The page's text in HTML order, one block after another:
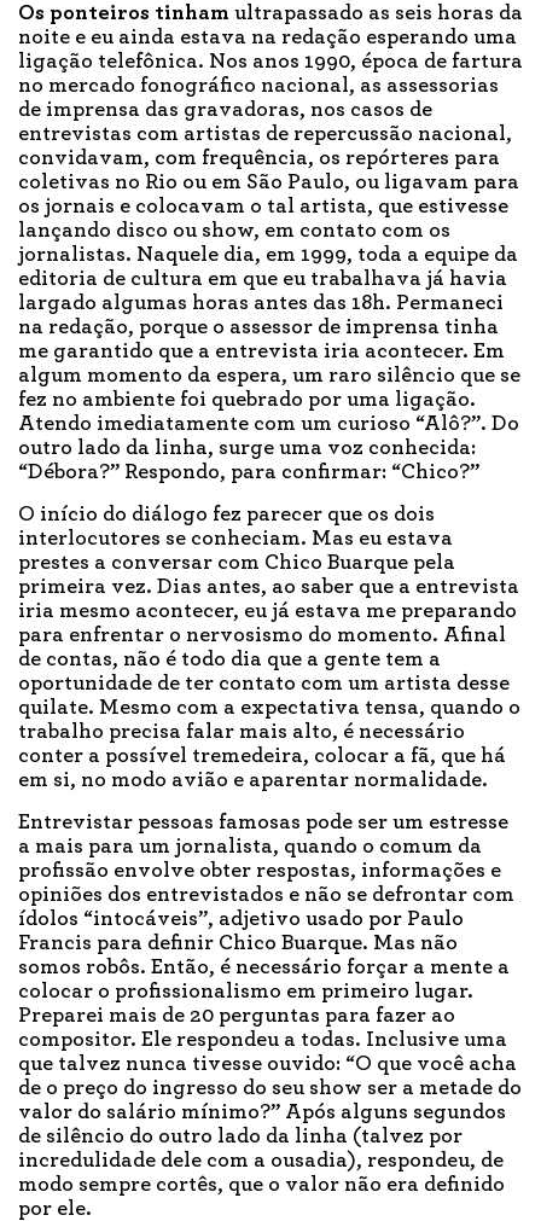
Os ponteiros tinham ultrapassado as seis horas da
noite e eu ainda estava na redação esperando uma
ligação telefônica. Nos anos 1990, época de fartura
no mercado fonográfico nacional, as assessorias
de imprensa das gravadoras, nos casos de
entrevistas com artistas de repercussão nacional,
convidavam, com frequência, os repórteres para
coletivas no Rio ou em São Paulo, ou ligavam para
os jornais e colocavam o tal artista, que estivesse
lançando disco ou show, em contato com os
jornalistas. Naquele dia, em 1999, toda a equipe da
editoria de cultura em que eu trabalhava já havia
largado algumas horas antes das 18h. Permaneci
na redação, porque o assessor de imprensa tinha
me garantido que a entrevista iria acontecer. Em
algum momento da espera, um raro silêncio que se
fez no ambiente foi quebrado por uma ligação.
Atendo imediatamente com um curioso “Alô?”. Do
outro lado da linha, surge uma voz conhecida:
“Débora?” Respondo, para confirmar: “Chico?”
O início do diálogo fez parecer que os dois
interlocutores se conheciam. Mas eu estava
prestes a conversar com Chico Buarque pela
primeira vez. Dias antes, ao saber que a entrevista
iria mesmo acontecer, eu já estava me preparando
para enfrentar o nervosismo do momento. Afinal
de contas, não é todo dia que a gente tem a
oportunidade de ter contato com um artista desse
quilate. Mesmo com a expectativa tensa, quando o
trabalho precisa falar mais alto, é necessário
conter a possível tremedeira, colocar a fã, que há
em si, no modo avião e aparentar normalidade.
Entrevistar pessoas famosas pode ser um estresse
a mais para um jornalista, quando o comum da
profissão envolve obter respostas, informações e
opiniões dos entrevistados e não se defrontar com
ídolos “intocáveis”, adjetivo usado por Paulo
Francis para definir Chico Buarque. Mas não
somos robôs. Então, é necessário forçar a mente a
colocar o profissionalismo em primeiro lugar.
Preparei mais de 20 perguntas para fazer ao
compositor. Ele respondeu a todas. Inclusive uma
que talvez nunca tivesse ouvido: “O que você acha
de o preço do ingresso do seu show ser a metade do
valor do salário mínimo?” Após alguns segundos
de silêncio do outro lado da linha (talvez por
incredulidade dele com a ousadia), respondeu, de
modo sempre cortês, que o valor não era definido
por ele.